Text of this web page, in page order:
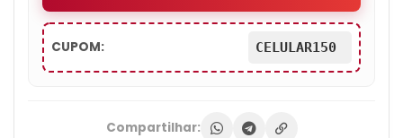
CUPOM: CELULAR150
Compartilhar: